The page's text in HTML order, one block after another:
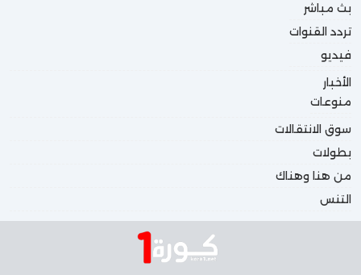
بث مباشر
تردد القنوات
فيديو
الأخبار
منوعات
سوق الانتقالات
بطولات
من هنا وهناك
التنس